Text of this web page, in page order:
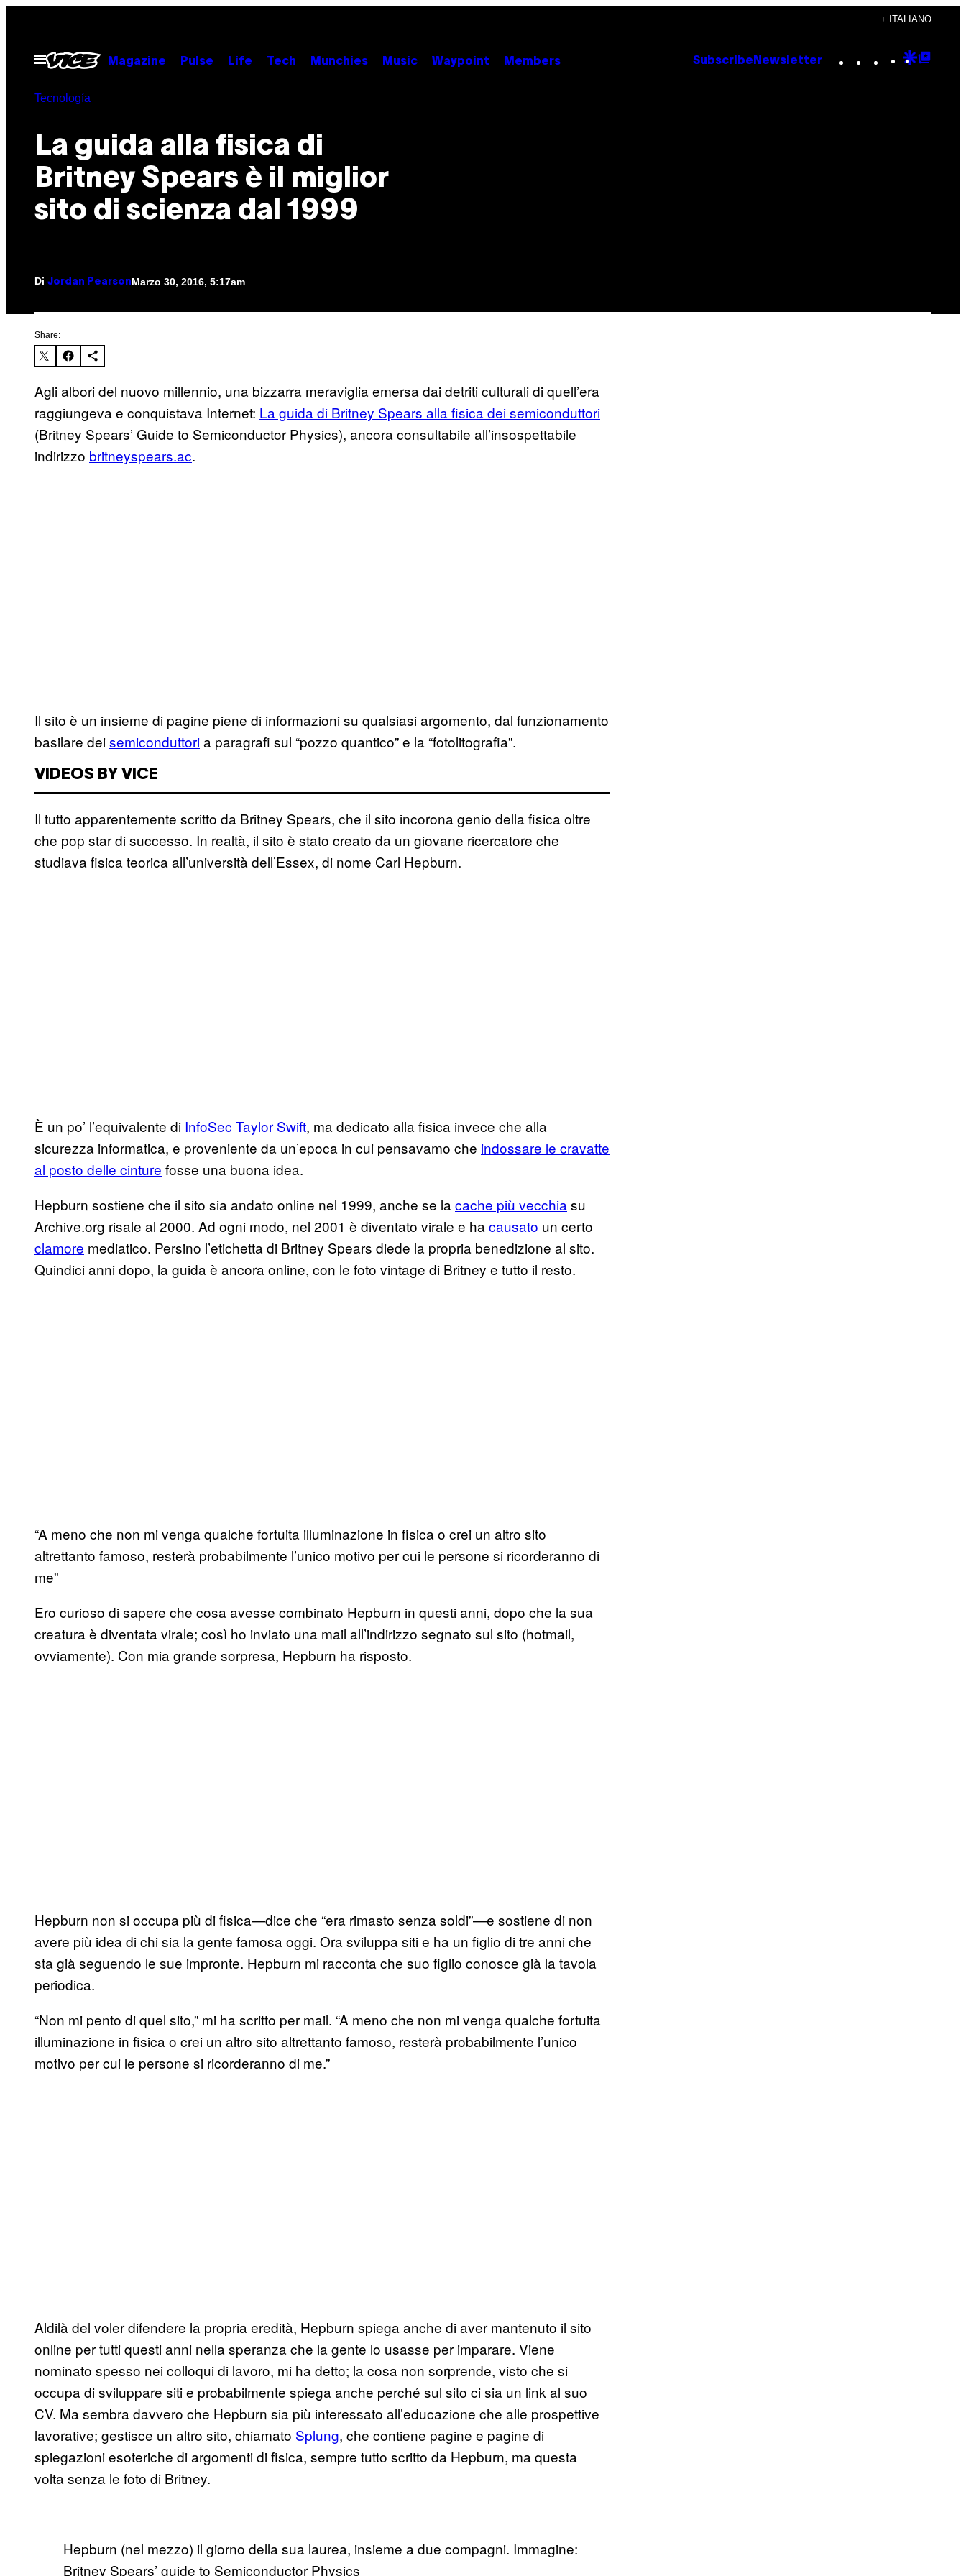
contenuto
+ ITALIANO
Apri
Magazine Pulse Life Tech Munchies Music Waypoint Members Subscribe Newsletter Instagram
TikTok
YouTube
Google
Tecnología
La guida alla fisica di
Britney Spears è il miglior
sito di scienza dal 1999
Di Jordan PearsonMarzo 30, 2016, 5:17am
Share:
Agli albori del nuovo millennio, una bizzarra meraviglia emersa dai detriti culturali di quell’era
raggiungeva e conquistava Internet: La guida di Britney Spears alla fisica dei semiconduttori
(Britney Spears’ Guide to Semiconductor Physics), ancora consultabile all’insospettabile
indirizzo britneyspears.ac.
Il sito è un insieme di pagine piene di informazioni su qualsiasi argomento, dal funzionamento
basilare deisemiconduttoria paragrafi sul “pozzo quantico” e la “fotolitografia”.
VIDEOS BY VICE
Il tutto apparentemente scritto da Britney Spears, che il sito incorona genio della fisica oltre
che pop star di successo. In realtà, il sito è stato creato da un giovane ricercatore che
studiava fisica teorica all’università dell’Essex, di nome Carl Hepburn.
È un po’ l’equivalente di InfoSec Taylor Swift, ma dedicato alla fisica invece che alla
sicurezza informatica, e proveniente da un’epoca in cui pensavamo che indossare le cravatte
al posto delle cinture fosse una buona idea.
Hepburn sostiene che il sito sia andato online nel 1999, anche se la cache più vecchia su
Archive.org risale al 2000. Ad ogni modo, nel 2001 è diventato virale e ha causato un certo
clamore mediatico. Persino l’etichetta di Britney Spears diede la propria benedizione al sito.
Quindici anni dopo, la guida è ancora online, con le foto vintage di Britney e tutto il resto.
“A meno che non mi venga qualche fortuita illuminazione in fisica o crei un altro sito
altrettanto famoso, resterà probabilmente l’unico motivo per cui le persone si ricorderanno di
me”
Ero curioso di sapere che cosa avesse combinato Hepburn in questi anni, dopo che la sua
creatura è diventata virale; così ho inviato una mail all’indirizzo segnato sul sito (hotmail,
ovviamente). Con mia grande sorpresa, Hepburn ha risposto.
Hepburn non si occupa più di fisica—dice che “era rimasto senza soldi”—e sostiene di non
avere più idea di chi sia la gente famosa oggi. Ora sviluppa siti e ha un figlio di tre anni che
sta già seguendo le sue impronte. Hepburn mi racconta che suo figlio conosce già la tavola
periodica.
“Non mi pento di quel sito,” mi ha scritto per mail. “A meno che non mi venga qualche fortuita
illuminazione in fisica o crei un altro sito altrettanto famoso, resterà probabilmente l’unico
motivo per cui le persone si ricorderanno di me.”
Aldilà del voler difendere la propria eredità, Hepburn spiega anche di aver mantenuto il sito
online per tutti questi anni nella speranza che la gente lo usasse per imparare. Viene
nominato spesso nei colloqui di lavoro, mi ha detto; la cosa non sorprende, visto che si
occupa di sviluppare siti e probabilmente spiega anche perché sul sito ci sia un link al suo
CV. Ma sembra davvero che Hepburn sia più interessato all’educazione che alle prospettive
lavorative; gestisce un altro sito, chiamato Splung, che contiene pagine e pagine di
spiegazioni esoteriche di argomenti di fisica, sempre tutto scritto da Hepburn, ma questa
volta senza le foto di Britney.
Hepburn (nel mezzo) il giorno della sua laurea, insieme a due compagni. Immagine:
Britney Spears’ guide to Semiconductor Physics